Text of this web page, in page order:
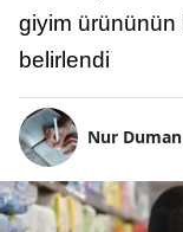
giyim ürününün
belirlendi
Nur Duman